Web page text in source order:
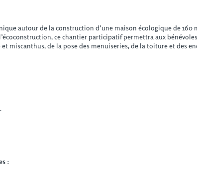
autour de la construction d’une maison écologique de 160
ce chantier participatif permettra aux
miscanthus, de la pose des menuiseries, de la toiture et des
: